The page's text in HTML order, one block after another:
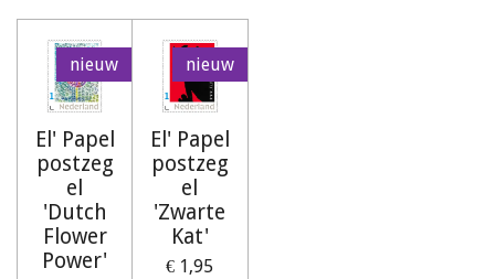
nieuw
El' Papel
postzeg
el
'Dutch
Flower
Power'
nieuw
El' Papel
postzeg
el
'Zwarte
Kat'
€ 1,95